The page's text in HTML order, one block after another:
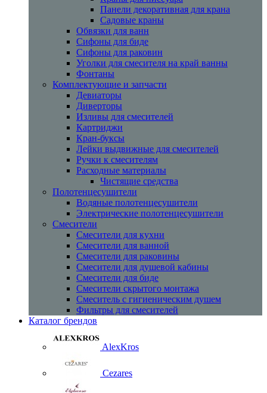
Панели декоративная для крана
Садовые краны
Обвязки для ванн
Сифоны для биде
Сифоны для раковин
Уголки для смесителя на край ванны
Фонтаны
Комплектующие и запчасти
Девиаторы
Диверторы
Изливы для смесителей
Картриджи
Кран-буксы
Лейки выдвижные для смесителей
Ручки к смесителям
Расходные материалы
Чистящие средства
Полотенцесушители
Водяные полотенцесушители
Электрические полотенцесушители
Смесители
Смесители для кухни
Смесители для ванной
Смесители для раковины
Смесители для душевой кабины
Смесители для биде
Смесители скрытого монтажа
Смеситель с гигиеническим душем
Фильтры для смесителей
Каталог брендов
AlexKros
Cezares